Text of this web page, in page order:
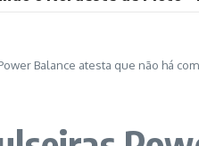
Balance atesta que não há